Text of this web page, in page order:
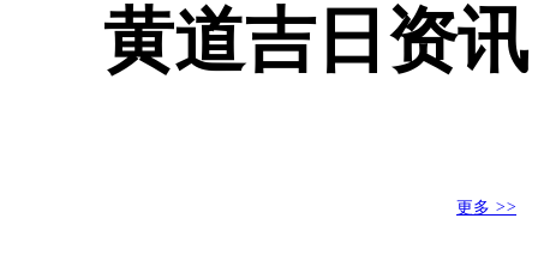
黄道吉日资讯
更多 >>